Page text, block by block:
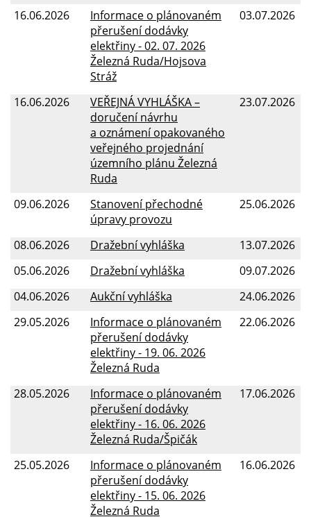
16.06.2026
03.07.2026
Informace o plánovaném
přerušení dodávky
elektřiny - 02. 07. 2026
Železná Ruda/Hojsova
Stráž
16.06.2026
23.07.2026
VEŘEJNÁ VYHLÁŠKA –
doručení návrhu
a oznámení opakovaného
veřejného projednání
územního plánu Železná
Ruda
09.06.2026
25.06.2026
Stanovení přechodné
úpravy provozu
08.06.2026
13.07.2026
Dražební vyhláška
05.06.2026
09.07.2026
Dražební vyhláška
04.06.2026
24.06.2026
Aukční vyhláška
29.05.2026
22.06.2026
Informace o plánovaném
přerušení dodávky
elektřiny - 19. 06. 2026
Železná Ruda
28.05.2026
17.06.2026
Informace o plánovaném
přerušení dodávky
elektřiny - 16. 06. 2026
Železná Ruda/Špičák
25.05.2026
16.06.2026
Informace o plánovaném
přerušení dodávky
elektřiny - 15. 06. 2026
Železná Ruda